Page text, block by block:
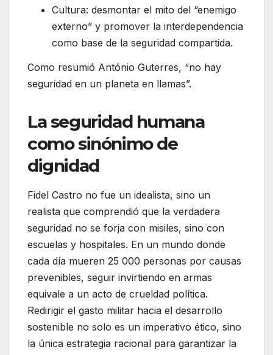
Cultura: desmontar el mito del “enemigo
externo” y promover la interdependencia
como base de la seguridad compartida.
Como resumió António Guterres, “no hay
seguridad en un planeta en llamas”.
La seguridad humana
como sinónimo de
dignidad
Fidel Castro no fue un idealista, sino un
realista que comprendió que la verdadera
seguridad no se forja con misiles, sino con
escuelas y hospitales. En un mundo donde
cada día mueren 25 000 personas por causas
prevenibles, seguir invirtiendo en armas
equivale a un acto de crueldad política.
Redirigir el gasto militar hacia el desarrollo
sostenible no solo es un imperativo ético, sino
la única estrategia racional para garantizar la